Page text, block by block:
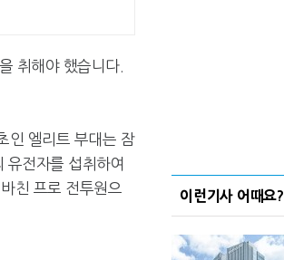
취해야 했습니다.
인 엘리트 부대는 잠
전자를 섭취하여
친 프로 전투원으
이런기사 어때요?